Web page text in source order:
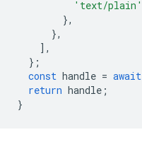
'text/plain'
},
},
],
};
const handle = await
return handle ;
}